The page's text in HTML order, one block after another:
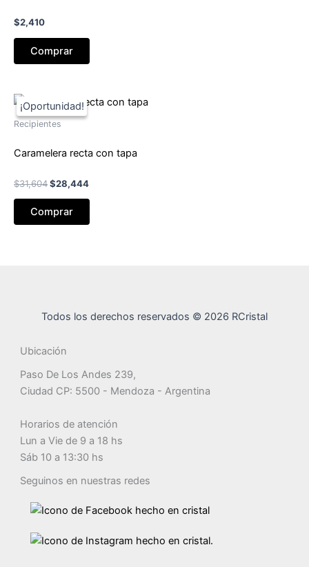
$2,410
Comprar
Recipientes
Caramelera recta con tapa
$31,604El
era:
$28,444El
Comprar
Todos los derechos reservados © 2026 RCristal
Ubicación
Paso De Los Andes 239,
Ciudad CP: 5500 - Mendoza - Argentina
Horarios de atención
Lun a Vie de 9 a 18 hs
Sáb 10 a 13:30 hs
Seguinos en nuestras redes